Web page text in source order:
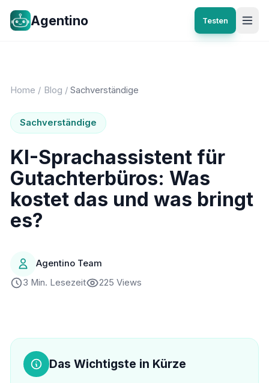
Agentino Testen
Home / Blog / Sachverständige
Sachverständige
KI-Sprachassistent für
Gutachterbüros: Was
kostet das und was bringt
es?
Agentino Team
3 Min. Lesezeit
225 Views
Das Wichtigste in Kürze